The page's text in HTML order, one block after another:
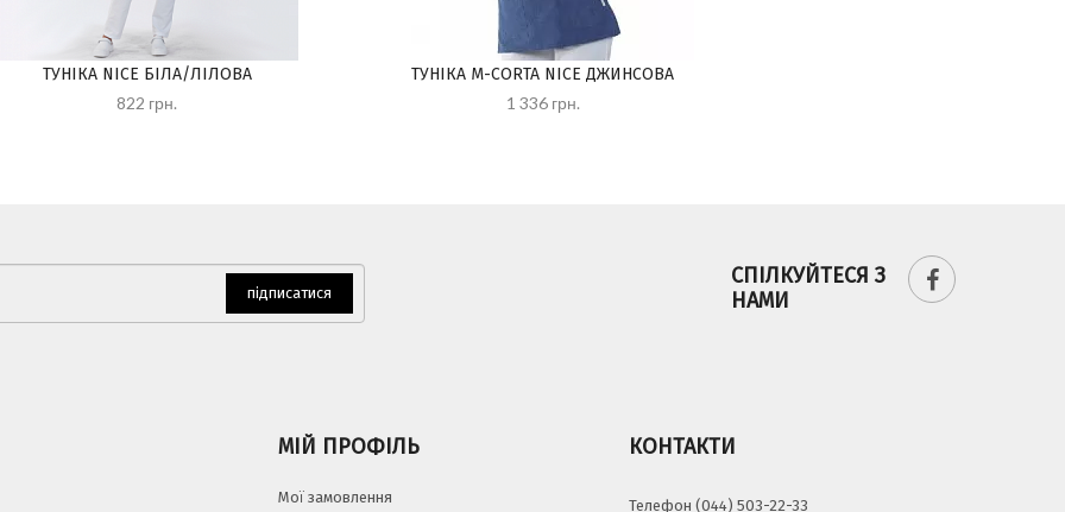
ТУНІКА NICE БІЛА/ЛІЛОВА
822 грн.
ТУНІКА M-CORTA NICE ДЖИНСОВА
1 336 грн.
підписатися
СПІЛКУЙТЕСЯ З
НАМИ
МІЙ ПРОФІЛЬ
Мої замовлення
КОНТАКТИ
Телефон (044) 503-22-33